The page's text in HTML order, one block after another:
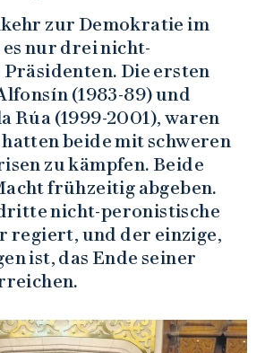
zur Demokratie im
es nur drei nicht-
Die ersten
(1983-89) und
Rúa (1999-2001), waren
beide mit schweren
zu kämpfen. Beide
frühzeitig abgeben.
nicht-peronistische
regiert, und der einzige,
ist, das Ende seiner